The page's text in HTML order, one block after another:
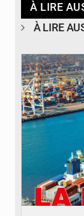
À LIRE
À LIRE
© JDM